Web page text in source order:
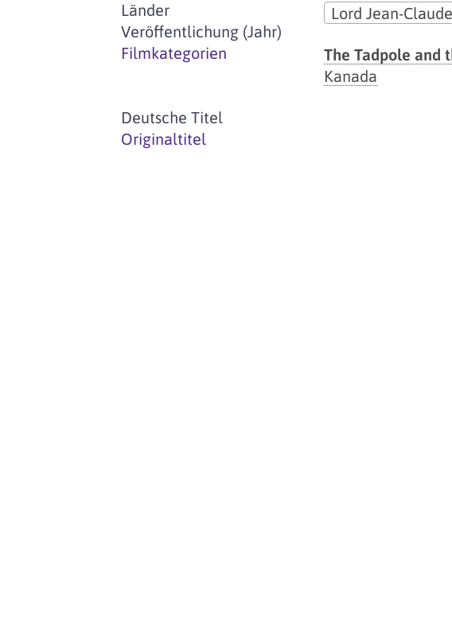
Länder
Veröffentlichung (Jahr)
Filmkategorien
Deutsche Titel
Originaltitel
Lord Jean-Claude
The Tadpole and
Kanada